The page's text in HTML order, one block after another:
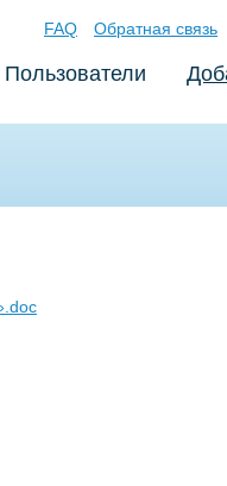
FAQ Обратная связь
Пользователи